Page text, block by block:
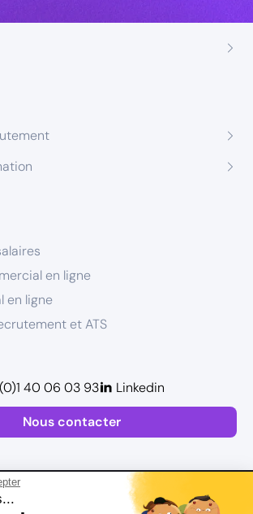
en ligne
en ligne
et ATS
Nous contacter
40 06 03 93 Linkedin